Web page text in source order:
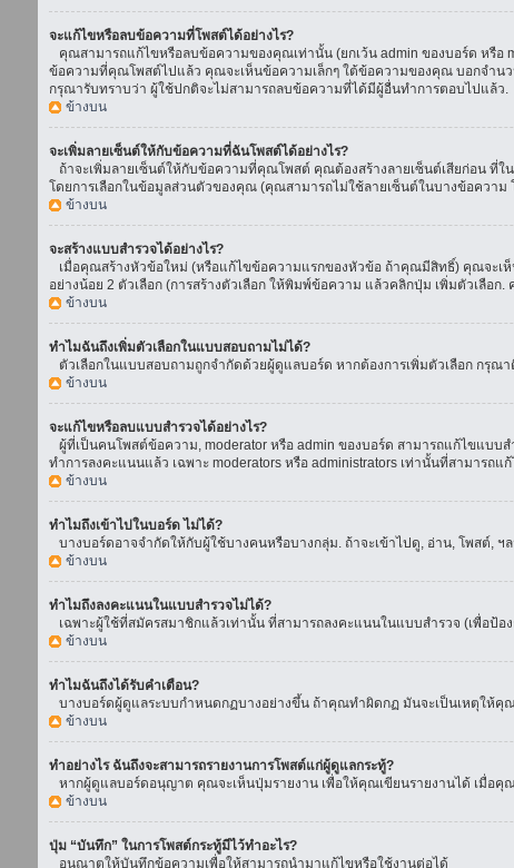
จะแก้ไขหรือลบข้อความที่โพสต์ได้อย่างไร?
คุณสามารถแก้ไขหรือลบข้อความของคุณเท่านั้น (ยกเว้น admin ของบอร์ด หรือ
ข้อความที่คุณโพสต์ไปแล้ว คุณจะเห็นข้อความเล็กๆ ใต้ข้อความของคุณ บอกจำนว
กรุณารับทราบว่า ผู้ใช้ปกติจะไม่สามารถลบข้อความที่ได้มีผู้อื่นทำการตอบไปแล้ว.
ข้างบน
จะเพิ่มลายเซ็นต์ให้กับข้อความที่ฉันโพสต์ได้อย่างไร?
ถ้าจะเพิ่มลายเซ็นต์ให้กับข้อความที่คุณโพสต์ คุณต้องสร้างลายเซ็นต์เสียก่อน ที่
โดยการเลือกในข้อมูลส่วนตัวของคุณ (คุณสามารถไม่ใช้ลายเซ็นต์ในบางข้อความ
ข้างบน
จะสร้างแบบสำรวจได้อย่างไร?
เมื่อคุณสร้างหัวข้อใหม่ (หรือแก้ไขข้อความแรกของหัวข้อ ถ้าคุณมีสิทธิ์) คุณจะเ
อย่างน้อย 2 ตัวเลือก (การสร้างตัวเลือก ให้พิมพ์ข้อความ แล้วคลิกปุ่ม เพิ่มตัวเลือ
ข้างบน
ทำไมฉันถึงเพิ่มตัวเลือกในแบบสอบถามไม่ได้?
ตัวเลือกในแบบสอบถามถูกจำกัดด้วยผู้ดูแลบอร์ด หากต้องการเพิ่มตัวเลือก กรุณ
ข้างบน
จะแก้ไขหรือลบแบบสำรวจได้อย่างไร?
ผู้ที่เป็นคนโพสต์ข้อความ, moderator หรือ admin ของบอร์ด สามารถแก้ไขแบ
ทำการลงคะแนนแล้ว เฉพาะ moderators หรือ administrators เท่านั้นที่สามารถ
ข้างบน
ทำไมถึงเข้าไปในบอร์ด ไม่ได้?
บางบอร์ดอาจจำกัดให้กับผู้ใช้บางคนหรือบางกลุ่ม. ถ้าจะเข้าไปดู, อ่าน, โพสต์,
ข้างบน
ทำไมถึงลงคะแนนในแบบสำรวจไม่ได้?
เฉพาะผู้ใช้ที่สมัครสมาชิกแล้วเท่านั้น ที่สามารถลงคะแนนในแบบสำรวจ (เพื่อ
ข้างบน
ทำไมฉันถึงได้รับคำเตือน?
บางบอร์ดผู้ดูแลระบบกำหนดกฏบางอย่างขึ้น ถ้าคุณทำผิดกฏ มันจะเป็นเหตุให้
ข้างบน
ทำอย่างไร ฉันถึงจะสามารถรายงานการโพสต์แก่ผู้ดูแลกระทู้?
หากผู้ดูแลบอร์ดอนุญาต คุณจะเห็นปุ่มรายงาน เพื่อให้คุณเขียนรายงานได้ เมื่อคุ
ข้างบน
ปุ่ม “บันทึก” ในการโพสต์กระทู้มีไว้ทำอะไร?
อนุณาตให้บันทึกข้อความเพื่อให้สามารถนำมาแก้ไขหรือใช้งานต่อได้